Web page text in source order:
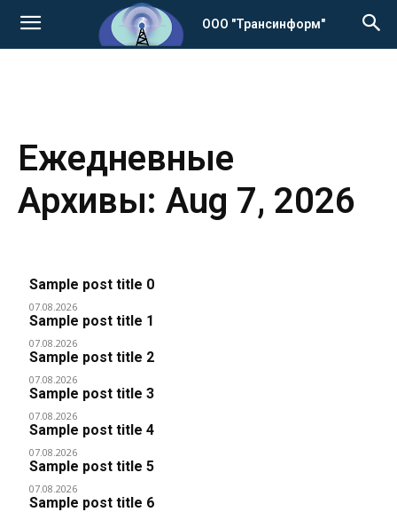
ООО "Трансинформ"
Ежедневные
Архивы: Aug 7, 2026
Sample post title 0
07.08.2026
Sample post title 1
07.08.2026
Sample post title 2
07.08.2026
Sample post title 3
07.08.2026
Sample post title 4
07.08.2026
Sample post title 5
07.08.2026
Sample post title 6